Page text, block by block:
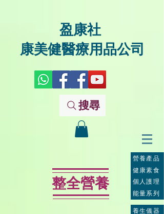
盈康社
康美健醫療用品公司
搜尋
整全營養
營養產品
個人護理
能量系列
健康素食
養生儀器